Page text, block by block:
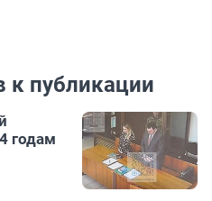
к публикации
годам